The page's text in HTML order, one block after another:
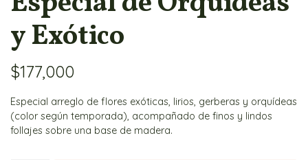
y Exótico
$177,000
Especial arreglo de flores exóticas, lirios, gerberas y orquídeas
(color según temporada), acompañado de finos y lindos
follajes sobre una base de madera.